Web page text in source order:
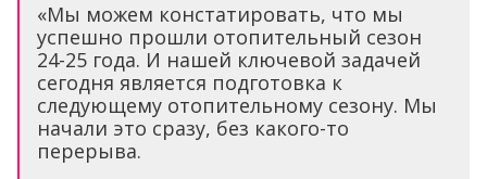
«Мы можем констатировать, что мы
успешно прошли отопительный сезон
24-25 года. И нашей ключевой задачей
сегодня является подготовка к
следующему отопительному сезону. Мы
начали это сразу, без какого-то
перерыва.